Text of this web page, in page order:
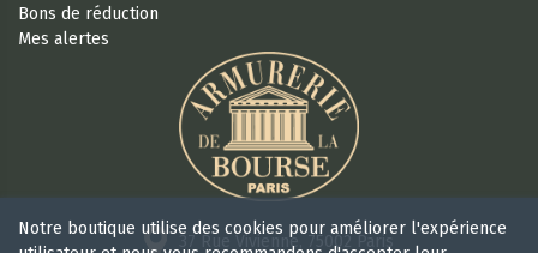
Bons de réduction
Mes alertes
37 Rue Vivienne, 75002 Paris
Notre boutique utilise des cookies pour améliorer l'expérience